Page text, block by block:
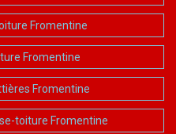
Fromentine
Fromentine
Fromentine
toiture Fromentine